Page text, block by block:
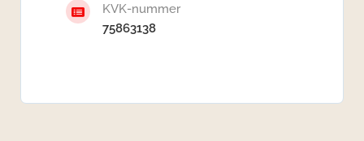
KVK-nummer
75863138